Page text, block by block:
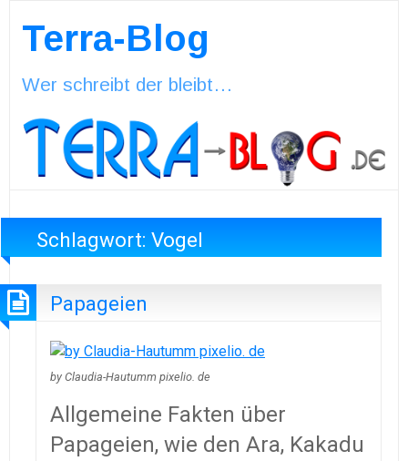
Terra-Blog
Wer schreibt der bleibt…
Schlagwort:Vogel
Papageien
by Claudia-Hautumm pixelio. de
Allgemeine Fakten über
Papageien, wie den Ara, Kakadu